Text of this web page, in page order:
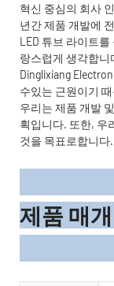
혁신 중심의 회사
년간 제품 개발에
LED 튜브 라이트
랑스럽게 생각합니
Dinglixiang
수있는 근원이기
우리는 제품 개발
획입니다. 또한, 우
것을 목표로합니다.
제품 매